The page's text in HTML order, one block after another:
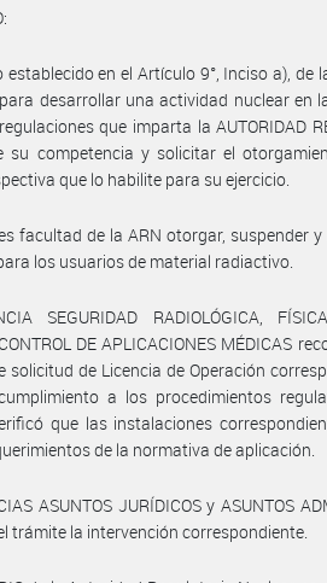
establecido en el Artículo 9°, Inciso a), de
desarrollar una actividad nuclear en
que imparta la AUTORIDAD
su competencia y solicitar el
que lo habilite para su ejercicio.
facultad de la ARN otorgar, suspender
los usuarios de material radiactivo.
SEGURIDAD RADIOLÓGICA,
DE APLICACIONES MÉDICAS
solicitud de Licencia de Operación
a los procedimientos
que las instalaciones
de la normativa de aplicación.
ASUNTOS JURÍDICOS y ASUNTOS
trámite la intervención correspondiente.